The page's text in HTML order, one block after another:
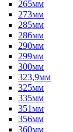
265мм
273мм
285мм
286мм
290мм
299мм
300мм
323,9мм
325мм
335мм
351мм
356мм
360мм